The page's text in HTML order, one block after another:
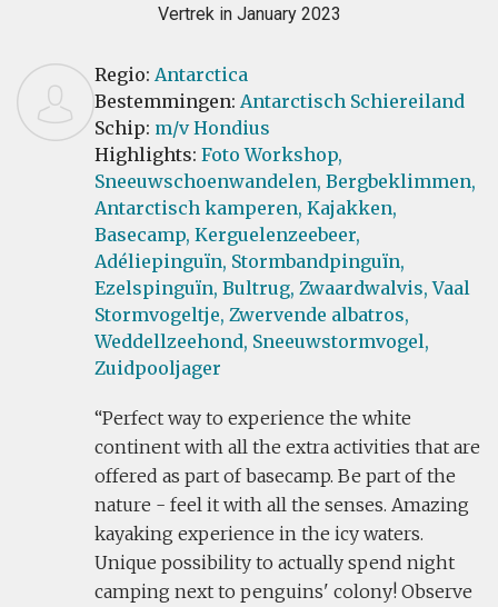
Vertrek in January 2023
Regio: Antarctica
Bestemmingen: Antarctisch Schiereiland
Schip: m/v Hondius
Highlights: Foto Workshop,
Sneeuwschoenwandelen, Bergbeklimmen,
Antarctisch kamperen, Kajakken,
Basecamp, Kerguelenzeebeer,
Adéliepinguïn, Stormbandpinguïn,
Ezelspinguïn, Bultrug, Zwaardwalvis, Vaal
Stormvogeltje, Zwervende albatros,
Weddellzeehond, Sneeuwstormvogel,
Zuidpooljager
Perfect way to experience the white
continent with all the extra activities that are
offered as part of basecamp. Be part of the
nature - feel it with all the senses. Amazing
kayaking experience in the icy waters.
Unique possibility to actually spend night
camping next to penguins' colony! Observe